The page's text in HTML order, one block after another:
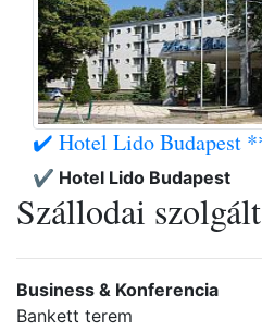
✔️ Hotel Lido Budapest
✔️ Hotel Lido Budapest
Szállodai
Business & Konferencia
Bankett terem